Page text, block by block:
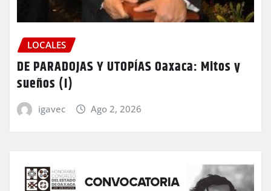
LOCALES
DE PARADOJAS Y UTOPÍAS Oaxaca: Mitos y
sueños (I)
igavec Ago 2, 2026